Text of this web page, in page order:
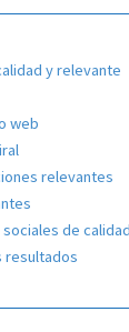
y relevante
web
relevantes
de calidad
resultados